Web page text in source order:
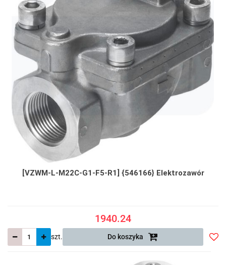
[VZWM-L-M22C-G1-F5-R1] {546166} Elektrozawór
1940.24
szt. Do koszyka